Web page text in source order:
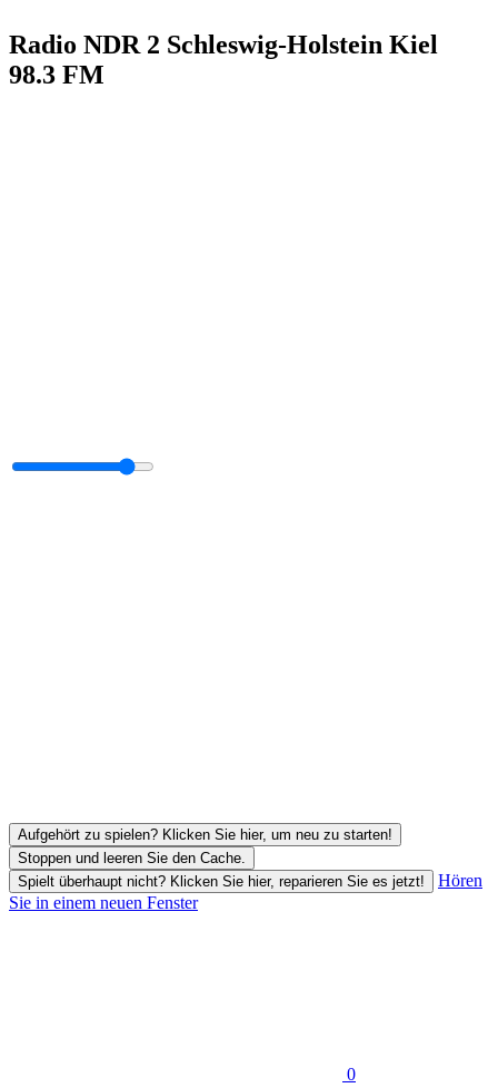
Radio NDR 2 Schleswig-Holstein Kiel
98.3 FM
Aufgehört zu spielen? Klicken Sie hier, um neu zu starten!
Stoppen und leeren Sie den Cache.
Spielt überhaupt nicht? Klicken Sie hier, reparieren Sie es jetzt!
Hören
Sie in einem neuen Fenster
0